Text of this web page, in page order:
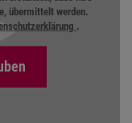
übermittelt werden.
.